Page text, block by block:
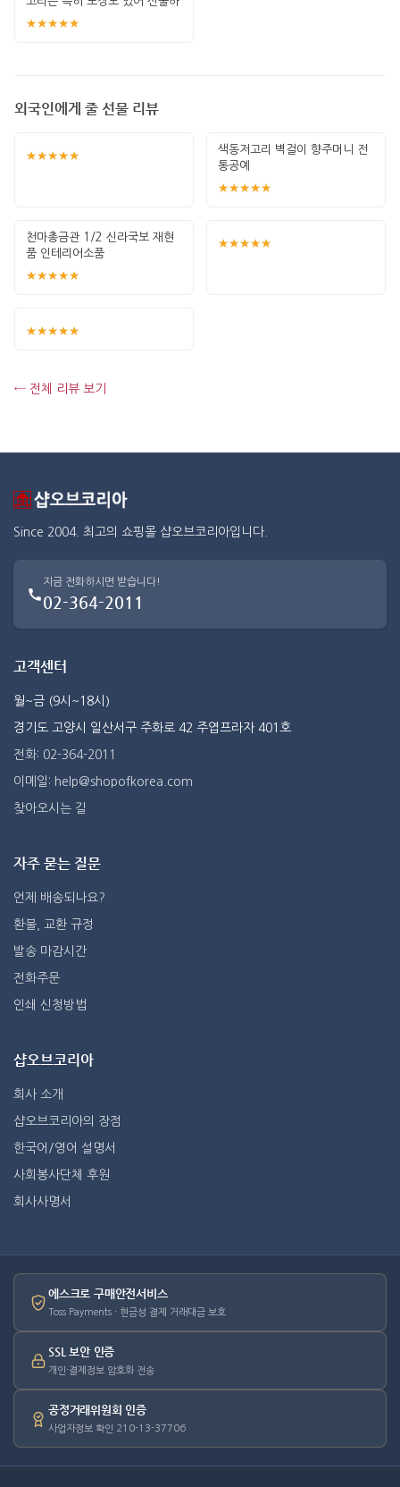
기 좋고 퀄
★★★★★
외국인에게 줄 선물 리뷰
★★★★★
색동저고리 벽걸이 향주머니 전
통공예
★★★★★
천마총금관 1/2 신라국보 재현
품 인테리어소품
★★★★★
★★★★★
★★★★★
← 전체 리뷰 보기
Since 2004. 최고의 쇼핑몰 샵오브코리아입니다.
지금 전화하시면 받습니다!
02-364-2011
고객센터
월~금 (9시~18시)
경기도 고양시 일산서구 주화로 42 주엽프라자 401호
전화: 02-364-2011
이메일: help@shopofkorea.com
찾아오시는 길
자주 묻는 질문
언제 배송되나요?
환불, 교환 규정
발송 마감시간
전화주문
인쇄 신청방법
샵오브코리아
회사 소개
샵오브코리아의 장점
한국어/영어 설명서
사회봉사단체 후원
회사사명서
에스크로 구매안전서비스
Toss Payments · 현금성 결제 거래대금 보호
SSL 보안 인증
개인·결제정보 암호화 전송
공정거래위원회 인증
사업자정보 확인 210-13-37706